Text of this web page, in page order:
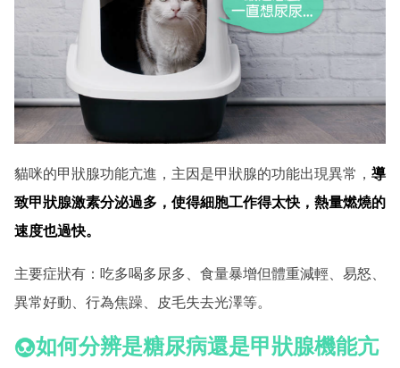
貓咪的甲狀腺功能亢進，主因是甲狀腺的功能出現異常， 導
致甲狀腺激素分泌過多，使得細胞工作得太快，熱量燃燒的
速度也過快。
主要症狀有：吃多喝多尿多、食量暴增但體重減輕、易怒、
異常好動、行為焦躁、皮毛失去光澤等。
如何分辨是糖尿病還是甲狀腺機能亢